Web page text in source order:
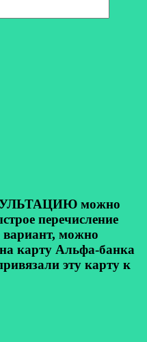
можно
перечисление
можно
карту Альфа-банка
эту карту к